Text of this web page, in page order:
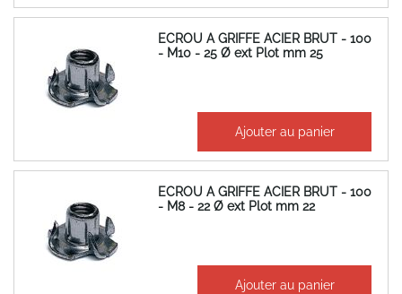
ECROU A GRIFFE ACIER BRUT - 100
- M10 - 25 Ø ext Plot mm 25
Ajouter au panier
ECROU A GRIFFE ACIER BRUT - 100
- M8 - 22 Ø ext Plot mm 22
Ajouter au panier